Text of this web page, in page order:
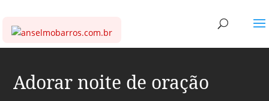
Adorar noite de oração